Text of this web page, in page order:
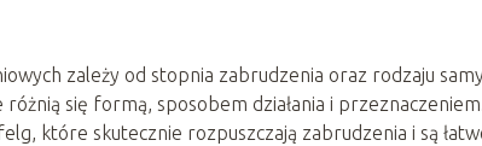
zależy od stopnia zabrudzenia oraz rodzaju
się formą, sposobem działania i
które skutecznie rozpuszczają zabrudzenia i są